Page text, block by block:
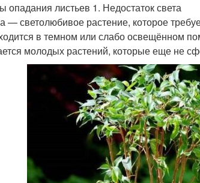
листьев 1. Недостаток света
светолюбивое растение, которое
в темном или слабо освещённом
молодых растений, которые еще не